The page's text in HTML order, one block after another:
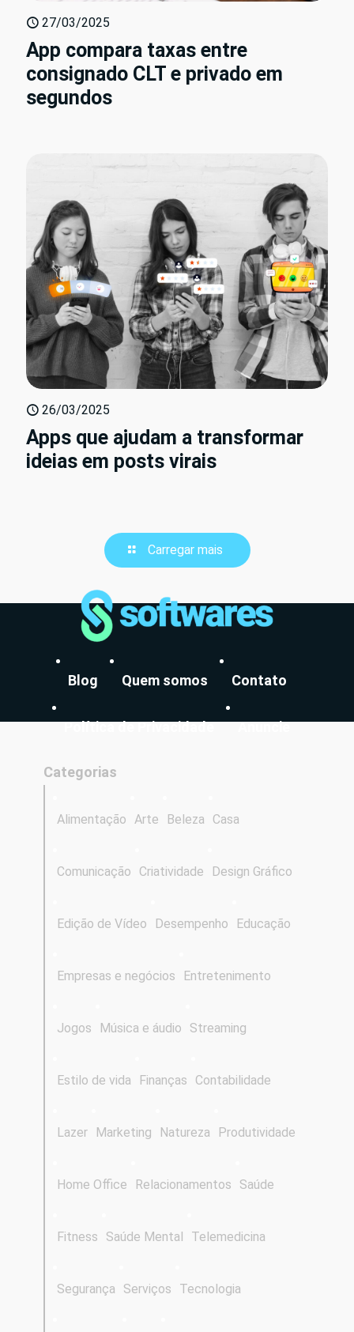
27/03/2025
App compara taxas entre
consignado CLT e privado em
segundos
26/03/2025
Apps que ajudam a transformar
ideias em posts virais
Carregar mais
Blog Quem somos Contato
Política de Privacidade Anuncie
Categorias
Alimentação Arte Beleza Casa
Comunicação Criatividade Design Gráfico
Edição de Vídeo Desempenho Educação
Empresas e negócios Entretenimento
Jogos Música e áudio Streaming
Estilo de vida Finanças Contabilidade
Lazer Marketing Natureza Produtividade
Home Office Relacionamentos Saúde
Fitness Saúde Mental Telemedicina
Segurança Serviços Tecnologia